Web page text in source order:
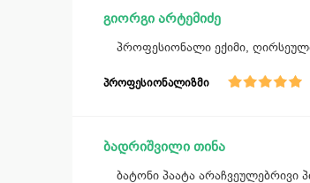
გიორგი არტემიძე
პროფესიონალი ექიმი,
პროფესიონალიზმი
ბადრიშვილი თინა
ბატონი პაატა არაჩვეულებრივი